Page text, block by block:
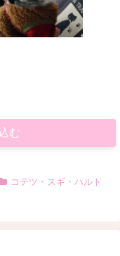
む
コテツ・スギ・ハルト